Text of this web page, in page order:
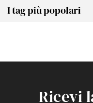
I tag più popolari
Ricevi